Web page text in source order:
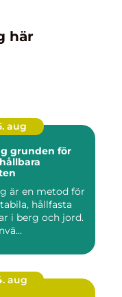
här
aug
är en metod för
hållfasta
i berg och jord.
aug